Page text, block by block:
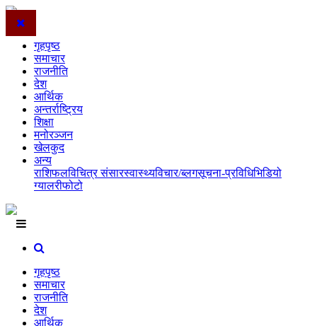
गृहपृष्ठ
समाचार
राजनीति
देश
आर्थिक
अन्तर्राष्ट्रिय
शिक्षा
मनोरञ्जन
खेलकुद
अन्य
राशिफलविचित्र संसारस्वास्थ्यविचार/ब्लगसूचना-प्रविधिभिडियो
ग्यालरीफोटो
गृहपृष्ठ
समाचार
राजनीति
देश
आर्थिक